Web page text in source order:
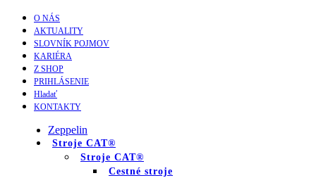
O NÁS
AKTUALITY
SLOVNÍK POJMOV
KARIÉRA
Z SHOP
PRIHLÁSENIE
Hladať
KONTAKTY
Zeppelin
Stroje CAT®
Stroje CAT®
Cestné stroje